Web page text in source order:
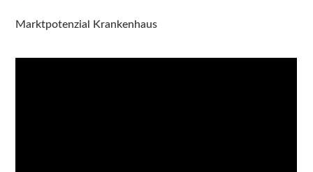
Marktpotenzial Krankenhaus